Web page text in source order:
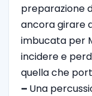
preparazione
ancora girare
imbucata per
incidere e
quella che
– Una